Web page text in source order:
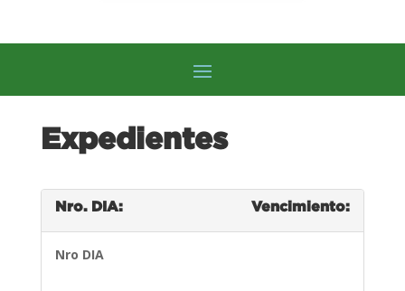
Expedientes
Nro. DIA: Vencimiento:
Nro DIA